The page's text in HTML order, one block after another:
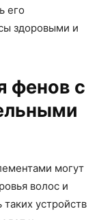
его
здоровыми и
фенов с
могут
волос и
устройств